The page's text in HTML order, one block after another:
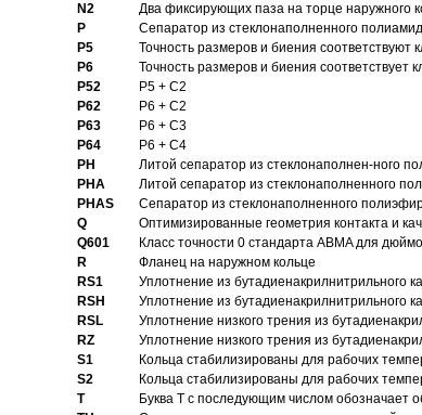
N2
Два фиксирующих паза на торце наружного
P
Cепаратор из стеклонаполненного
P5
Точность размеров и биения соответствуют
P6
Точность размеров и биения соответствует
P52
P5 + C2
P62
P6 + C2
P63
P6 + C3
P64
P6 + C4
PH
Литой сепаратор из стеклонаполнен-ного
PHA
Литой сепаратор из стеклонаполненного
PHAS
Сепаратор из стеклонаполненного
Q
Оптимизированные геометрия контакта и
Q601
Класс точности 0 стандарта ABMA для
R
Фланец на наружном кольце
RS1
Уплотнение из бутадиенакрилнитрильного
RSH
Уплотнение из бутадиенакрилнитрильного
RSL
Уплотнение низкого трения из
RZ
Уплотнение низкого трения из
S1
Кольца стабилизированы для рабочих
S2
Кольца стабилизированы для рабочих
T
Буква T с последующим числом